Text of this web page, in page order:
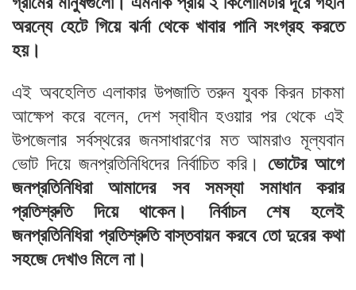
অরন্যে হেটে গিয়ে ঝর্না থেকে খাবার পানি সংগ্রহ করতে
হয়।
এই অবহেলিত এলাকার উপজাতি তরুন যুবক কিরন চাকমা
আক্ষেপ করে বলেন, দেশ স্বাধীন হওয়ার পর থেকে এই
উপজেলার সর্বস্থরের জনসাধারণের মত আমরাও মূল্যবান
ভোট দিয়ে জনপ্রতিনিধিদের নির্বাচিত করি। ভোটের আগে
জনপ্রতিনিধিরা আমাদের সব সমস্যা সমাধান করার
প্রতিশ্রুতি দিয়ে থাকেন। নির্বাচন শেষ হলেই
জনপ্রতিনিধিরা প্রতিশ্রুতি বাস্তবায়ন করবে তো দুরের কথা
সহজে দেখাও মিলে না।